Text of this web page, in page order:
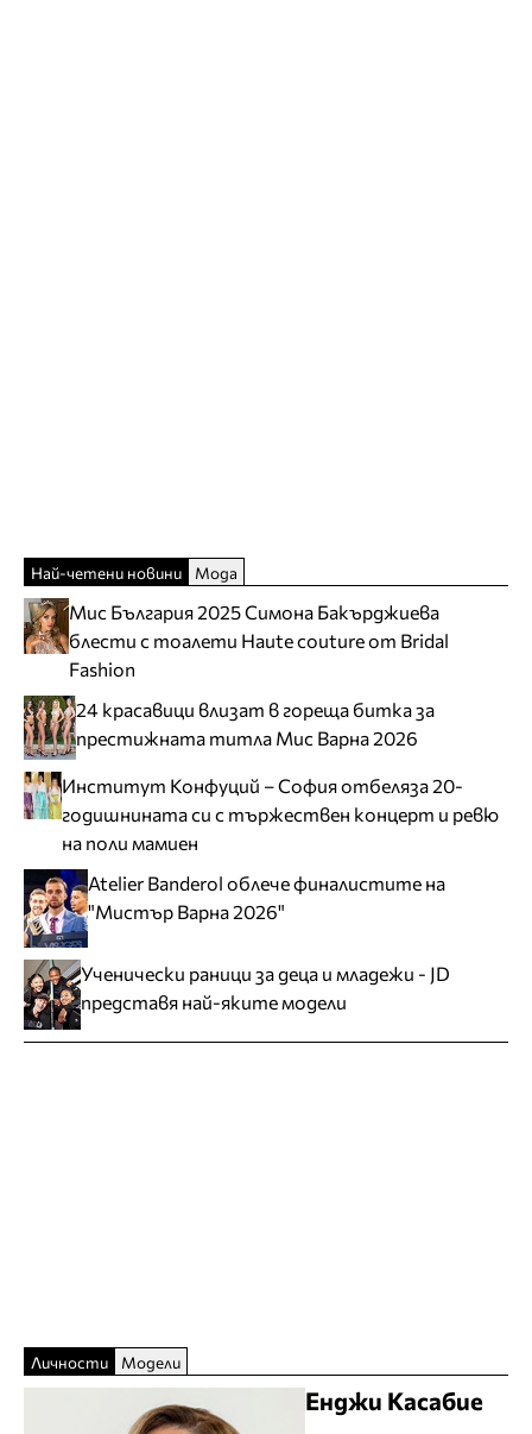
Най-четени новини Мода
Мис България 2025 Симона Бакърджиева
блести с тоалети Haute couture от Bridal
Fashion
24 красавици влизат в гореща битка за
престижната титла Мис Варна 2026
Институт Конфуций – София отбеляза 20-
годишнината си с тържествен концерт и ревю
на поли мамиен
Atelier Banderol облече финалистите на
"Мистър Варна 2026"
Ученически раници за деца и младежи - JD
представя най-яките модели
Личности Модели
Енджи Касабие